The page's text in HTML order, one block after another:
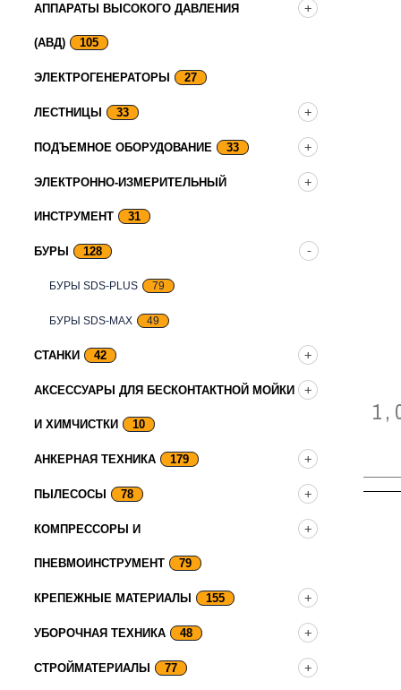
АППАРАТЫ ВЫСОКОГО ДАВЛЕНИЯ
(АВД) 105
ЭЛЕКТРОГЕНЕРАТОРЫ 27
ЛЕСТНИЦЫ 33
ПОДЪЕМНОЕ ОБОРУДОВАНИЕ 33
ЭЛЕКТРОННО-ИЗМЕРИТЕЛЬНЫЙ
ИНСТРУМЕНТ 31
БУРЫ 128
БУРЫ SDS-PLUS 79
БУРЫ SDS-MAX 49
СТАНКИ 42
АКСЕССУАРЫ ДЛЯ БЕСКОНТАКТНОЙ МОЙКИ
И ХИМЧИСТКИ 10
АНКЕРНАЯ ТЕХНИКА 179
ПЫЛЕСОСЫ 78
КОМПРЕССОРЫ И
ПНЕВМОИНСТРУМЕНТ 79
КРЕПЕЖНЫЕ МАТЕРИАЛЫ 155
УБОРОЧНАЯ ТЕХНИКА 48
СТРОЙМАТЕРИАЛЫ 77